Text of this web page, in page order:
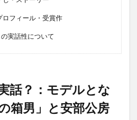
ロフィール・受賞作
実話性について
話？：モデルとな
箱男」と安部公房